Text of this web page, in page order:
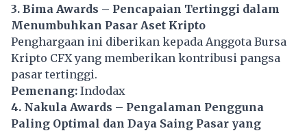
3. Bima Awards – Pencapaian Tertinggi dalam
Menumbuhkan Pasar Aset Kripto
Penghargaan ini diberikan kepada Anggota Bursa
Kripto CFX yang memberikan kontribusi pangsa
pasar tertinggi.
Pemenang: Indodax
4. Nakula Awards – Pengalaman Pengguna
Paling Optimal dan Daya Saing Pasar yang